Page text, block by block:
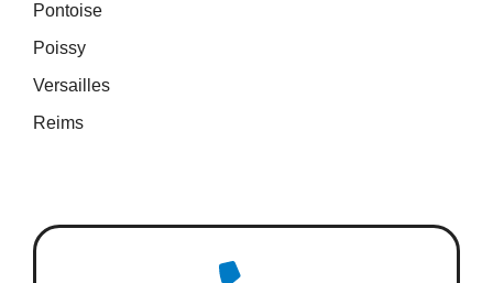
Pontoise
Poissy
Versailles
Reims